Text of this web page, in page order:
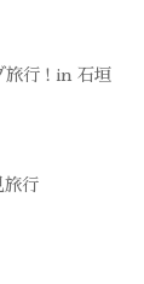
旅行 ! in 石垣
旅行